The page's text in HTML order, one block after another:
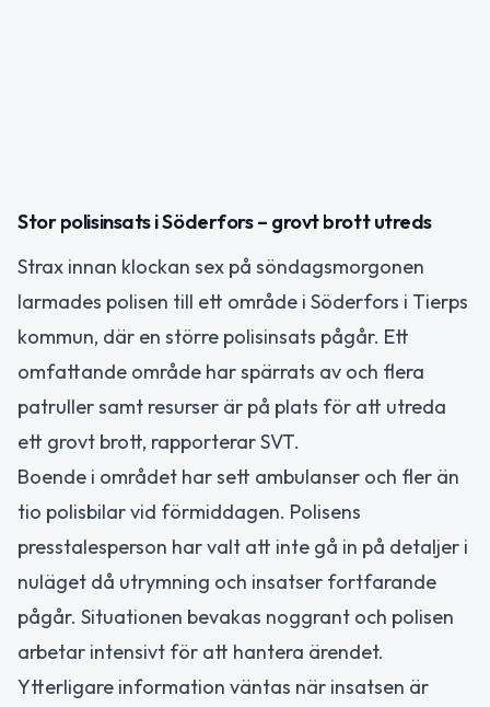
Stor polisinsats i Söderfors – grovt brott utreds
Strax innan klockan sex på söndagsmorgonen
larmades polisen till ett område i Söderfors i Tierps
kommun, där en större polisinsats pågår. Ett
omfattande område har spärrats av och flera
patruller samt resurser är på plats för att utreda
ett grovt brott, rapporterar SVT.
Boende i området har sett ambulanser och fler än
tio polisbilar vid förmiddagen. Polisens
presstalesperson har valt att inte gå in på detaljer i
nuläget då utrymning och insatser fortfarande
pågår. Situationen bevakas noggrant och polisen
arbetar intensivt för att hantera ärendet.
Ytterligare information väntas när insatsen är